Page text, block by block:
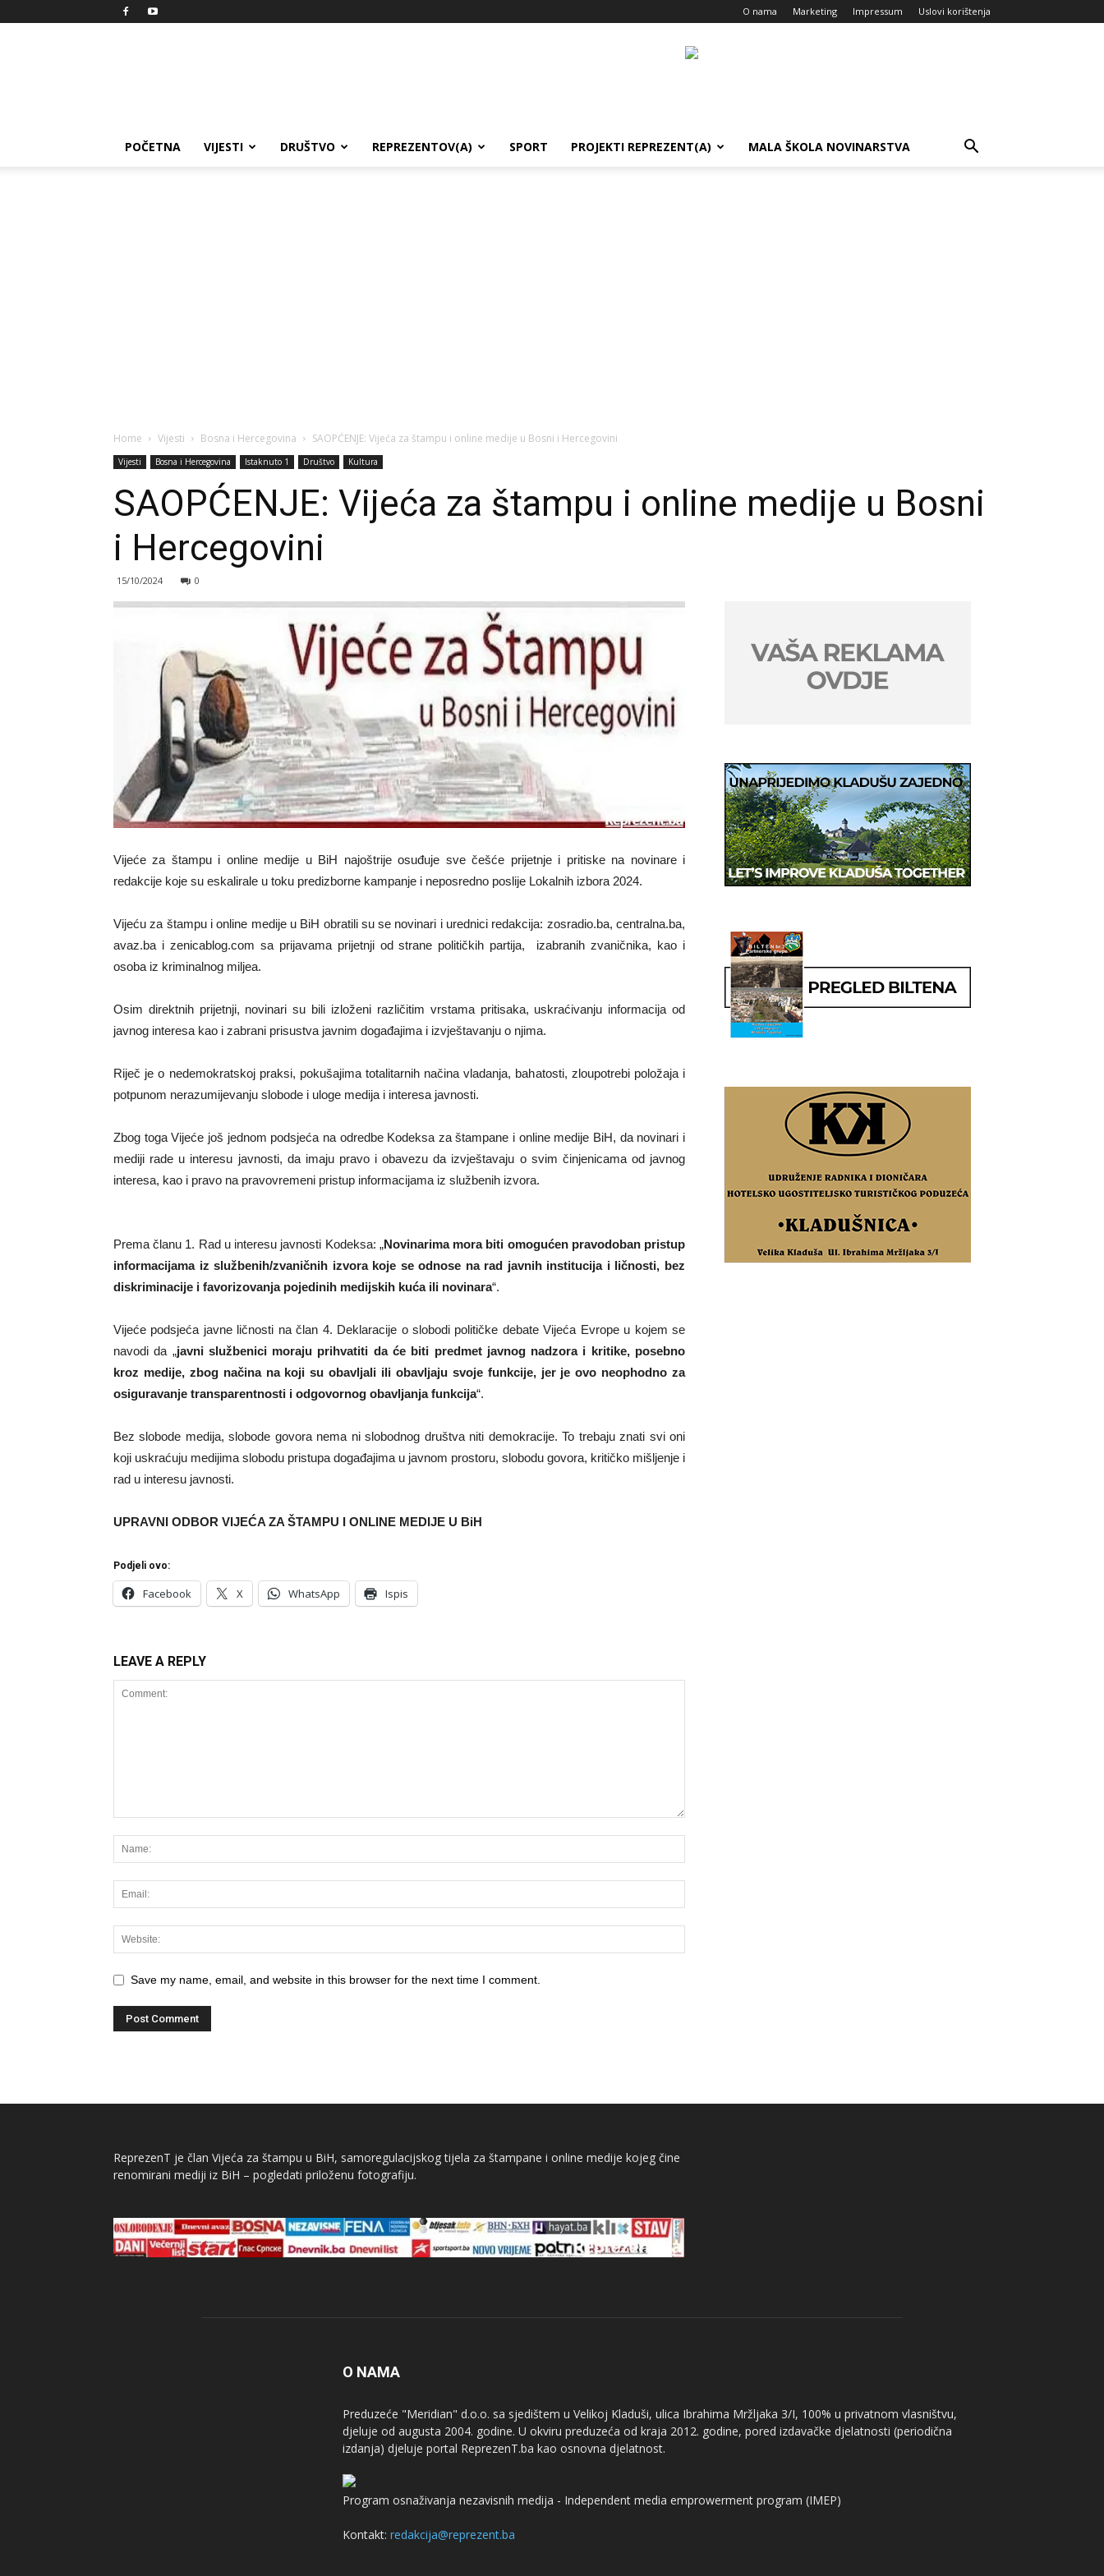
O nama Marketing Impressum Uslovi korištenja
POČETNA VIJESTI DRUŠTVO REPREZENTOV(A) SPORT PROJEKTI REPREZENT(A) MALA ŠKOLA NOVINARSTVA
Home Vijesti Bosna i Hercegovina SAOPĆENJE: Vijeća za štampu i online medije u Bosni i Hercegovini
Vijesti Bosna i Hercegovina Istaknuto 1 Društvo Kultura
SAOPĆENJE: Vijeća za štampu i online medije u Bosni
i Hercegovini
15/10/2024 0
Vijeće za štampu i online medije u BiH najoštrije osuđuje sve češće prijetnje i pritiske na novinare i
redakcije koje su eskalirale u toku predizborne kampanje i neposredno poslije Lokalnih izbora 2024.
Vijeću za štampu i online medije u BiH obratili su se novinari i urednici redakcija: zosradio.ba, centralna.ba,
avaz.ba i zenicablog.com sa prijavama prijetnji od strane političkih partija, izabranih zvaničnika, kao i
osoba iz kriminalnog miljea.
Osim direktnih prijetnji, novinari su bili izloženi različitim vrstama pritisaka, uskraćivanju informacija od
javnog interesa kao i zabrani prisustva javnim događajima i izvještavanju o njima.
Riječ je o nedemokratskoj praksi, pokušajima totalitarnih načina vladanja, bahatosti, zloupotrebi položaja i
potpunom nerazumijevanju slobode i uloge medija i interesa javnosti.
Zbog toga Vijeće još jednom podsjeća na odredbe Kodeksa za štampane i online medije BiH, da novinari i
mediji rade u interesu javnosti, da imaju pravo i obavezu da izvještavaju o svim činjenicama od javnog
interesa, kao i pravo na pravovremeni pristup informacijama iz službenih izvora.
Prema članu 1. Rad u interesu javnosti Kodeksa: „Novinarima mora biti omogućen pravodoban pristup
informacijama iz službenih/zvaničnih izvora koje se odnose na rad javnih institucija i ličnosti, bez
diskriminacije i favorizovanja pojedinih medijskih kuća ili novinara“.
Vijeće podsjeća javne ličnosti na član 4. Deklaracije o slobodi političke debate Vijeća Evrope u kojem se
navodi da „javni službenici moraju prihvatiti da će biti predmet javnog nadzora i kritike, posebno
kroz medije, zbog načina na koji su obavljali ili obavljaju svoje funkcije, jer je ovo neophodno za
osiguravanje transparentnosti i odgovornog obavljanja funkcija“.
Bez slobode medija, slobode govora nema ni slobodnog društva niti demokracije. To trebaju znati svi oni
koji uskraćuju medijima slobodu pristupa događajima u javnom prostoru, slobodu govora, kritičko mišljenje i
rad u interesu javnosti.
UPRAVNI ODBOR VIJEĆA ZA ŠTAMPU I ONLINE MEDIJE U BiH
Podjeli ovo:
Facebook X WhatsApp Ispis
LEAVE A REPLY
Save my name, email, and website in this browser for the next time I comment.
ReprezenT je član Vijeća za štampu u BiH, samoregulacijskog tijela za štampane i online medije kojeg čine
renomirani mediji iz BiH – pogledati priloženu fotografiju.
O NAMA
Preduzeće "Meridian" d.o.o. sa sjedištem u Velikoj Kladuši, ulica Ibrahima Mržljaka 3/I, 100% u privatnom vlasništvu,
djeluje od augusta 2004. godine. U okviru preduzeća od kraja 2012. godine, pored izdavačke djelatnosti (periodična
izdanja) djeluje portal ReprezenT.ba kao osnovna djelatnost.
Program osnaživanja nezavisnih medija - Independent media emprowerment program (IMEP)
Kontakt: redakcija@reprezent.ba